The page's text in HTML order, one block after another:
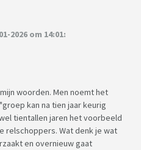
2026 om 14:01:
woorden. Men noemt het
kan na tien jaar keurig
tientallen jaren het voorbeeld
relschoppers. Wat denk je wat
en overnieuw gaat